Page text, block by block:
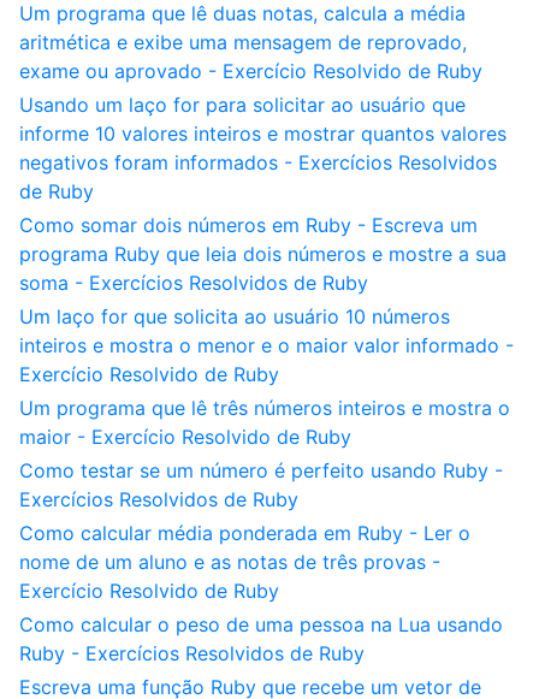
Um programa que lê duas notas, calcula a média
aritmética e exibe uma mensagem de reprovado,
exame ou aprovado - Exercício Resolvido de Ruby
Usando um laço for para solicitar ao usuário que
informe 10 valores inteiros e mostrar quantos valores
negativos foram informados - Exercícios Resolvidos
de Ruby
Como somar dois números em Ruby - Escreva um
programa Ruby que leia dois números e mostre a sua
soma - Exercícios Resolvidos de Ruby
Um laço for que solicita ao usuário 10 números
inteiros e mostra o menor e o maior valor informado -
Exercício Resolvido de Ruby
Um programa que lê três números inteiros e mostra o
maior - Exercício Resolvido de Ruby
Como testar se um número é perfeito usando Ruby -
Exercícios Resolvidos de Ruby
Como calcular média ponderada em Ruby - Ler o
nome de um aluno e as notas de três provas -
Exercício Resolvido de Ruby
Como calcular o peso de uma pessoa na Lua usando
Ruby - Exercícios Resolvidos de Ruby
Escreva uma função Ruby que recebe um vetor de